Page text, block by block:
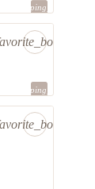
shopping_bag
shopping_bag